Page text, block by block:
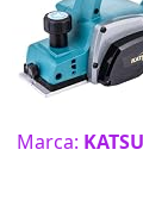
Marca: